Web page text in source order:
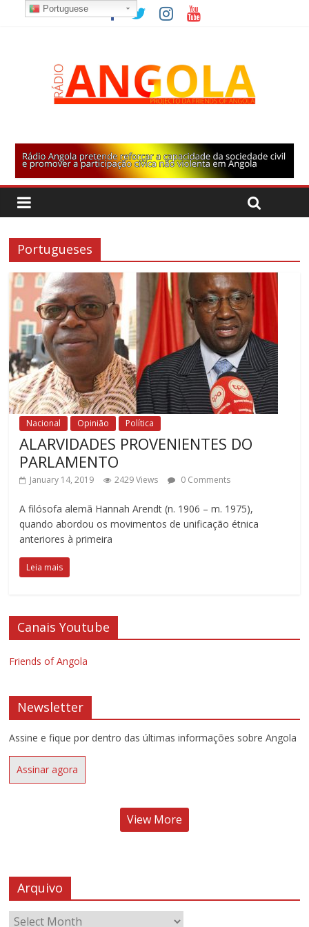
Portugueses
Nacional Opinião Política
ALARVIDADES PROVENIENTES DO
PARLAMENTO
January 14, 2019 2429 Views 0 Comments
A filósofa alemã Hannah Arendt (n. 1906 – m. 1975),
quando abordou os movimentos de unificação étnica
anteriores à primeira
Leia mais
Canais Youtube
Friends of Angola
Newsletter
Assine e fique por dentro das últimas informações sobre Angola
Assinar agora
View More
Arquivo
Portuguese